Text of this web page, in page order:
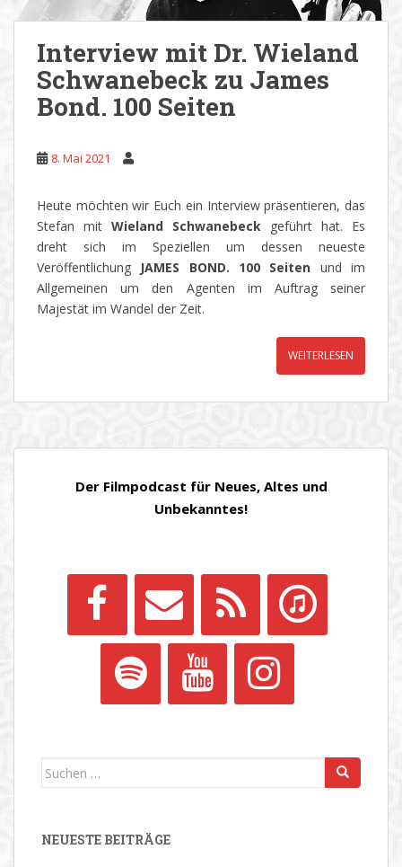
Interview mit Dr. Wieland
Schwanebeck zu James
Bond. 100 Seiten
8. Mai 2021
Heute möchten wir Euch ein Interview präsentieren, das
Stefan mit Wieland Schwanebeck geführt hat. Es
dreht sich im Speziellen um dessen neueste
Veröffentlichung JAMES BOND. 100 Seiten und im
Allgemeinen um den Agenten im Auftrag seiner
Majestät im Wandel der Zeit.
WEITERLESEN
Der Filmpodcast für Neues, Altes und
Unbekanntes!
Suchen
NEUESTE BEITRÄGE